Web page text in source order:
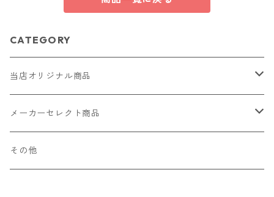
CATEGORY
当店オリジナル商品
レザー（革）
ロングウォレット
ストラップ
メーカーセレクト商品
財布・キーケース・カードケース
その他